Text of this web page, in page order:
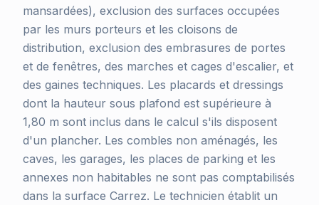
mansardées), exclusion des surfaces occupées
par les murs porteurs et les cloisons de
distribution, exclusion des embrasures de portes
et de fenêtres, des marches et cages d'escalier, et
des gaines techniques. Les placards et dressings
dont la hauteur sous plafond est supérieure à
1,80 m sont inclus dans le calcul s'ils disposent
d'un plancher. Les combles non aménagés, les
caves, les garages, les places de parking et les
annexes non habitables ne sont pas comptabilisés
dans la surface Carrez. Le technicien établit un